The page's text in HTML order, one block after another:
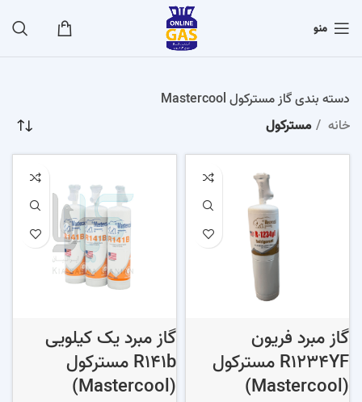
منو
دسته بندی گاز مسترکول Mastercool
خانه
مسترکول
گاز مبرد فریون
R1234YF مسترکول
(Mastercool)
گاز مبرد یک کیلویی
R141b مسترکول
(Mastercool)